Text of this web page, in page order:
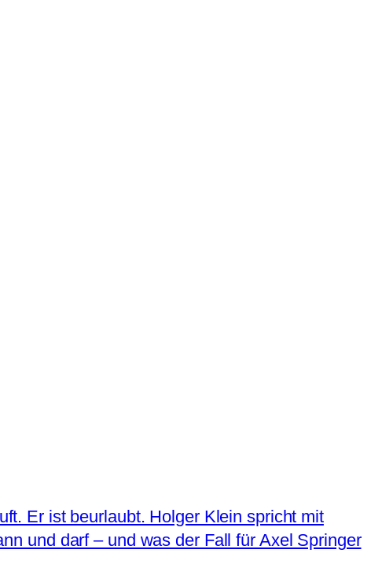
Er ist beurlaubt. Holger Klein spricht mit
und darf – und was der Fall für Axel Springer